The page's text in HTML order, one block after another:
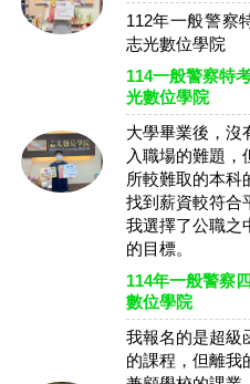
112年一般警察
志光數位學院
114一般警察特
光數位學院
大學畢業後，沒
入職場的難題，
所較難取的本科
找到薪資較符合
我選擇了公職之
的目標。
114年一般警察
數位學院
我報名的是超級
的課程，但離我